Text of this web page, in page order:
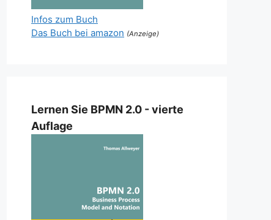
Infos zum Buch
Das Buch bei amazon (Anzeige)
Lernen Sie BPMN 2.0 - vierte
Auflage